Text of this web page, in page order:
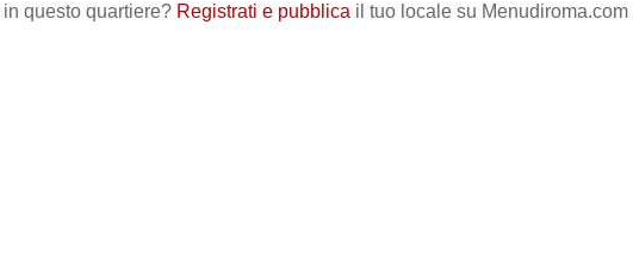
questo quartiere? Registrati e pubblica il tuo locale su Menudiroma.com